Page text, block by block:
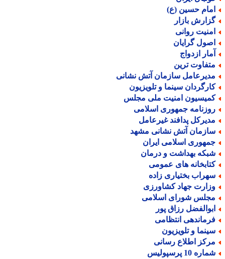
حسین (ع)
بازار
روانی
گرایان
ازدواج
ترین
سازمان آتش نشانی
سینما و تلویزیون
امنیت ملی مجلس
جمهوری اسلامی
پدافند غیرعامل
آتش نشانی مشهد
اسلامی ایران
بهداشت و درمان
های عمومی
بختیاری زاده
جهاد کشاورزی
شورای اسلامی
رزاق پور
انتظامی
و تلویزیون
اطلاع رسانی
10 پرسپولیس